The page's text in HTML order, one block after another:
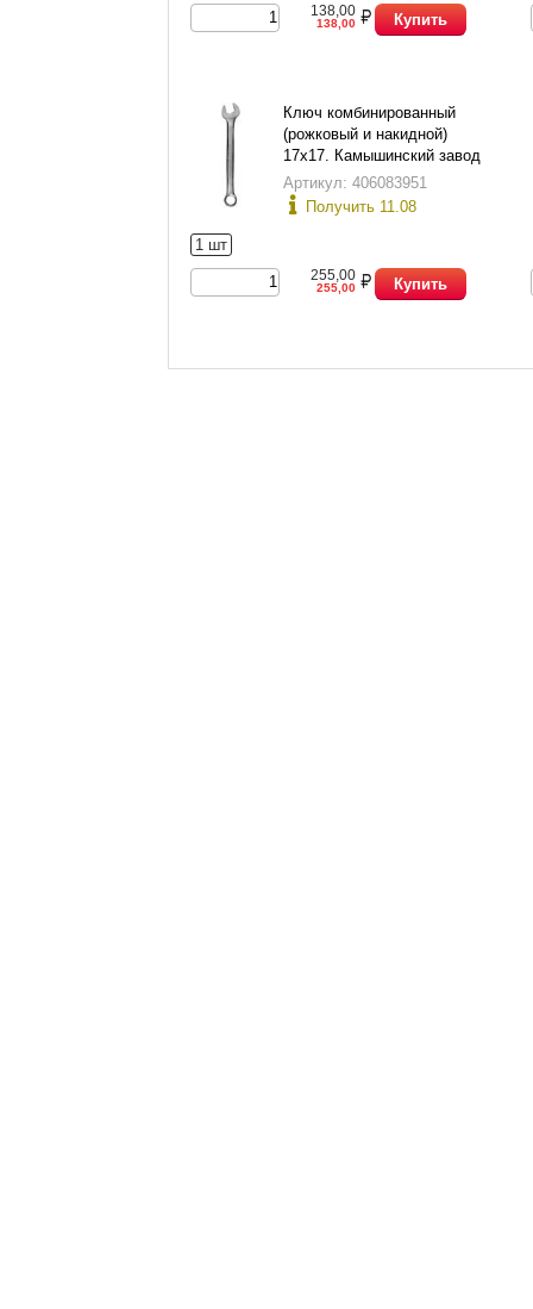
138,00
138,00 Купить
Ключ комбинированный
(рожковый и накидной)
17х17. Камышинский завод
слесарно-монтажного
инструмента.
Артикул: 406083951
Получить 11.08
1 шт
255,00
255,00 Купить